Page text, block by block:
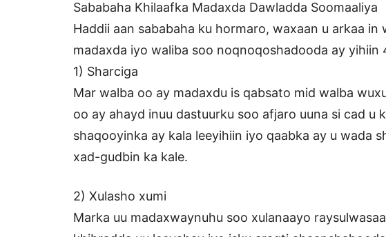
Sababaha Khilaafka Madaxda Dawladda Soomaaliya
Haddii aan sababaha ku hormaro, waxaan u arkaa in
madaxda iyo waliba soo noqnoqoshadooda ay
1) Sharciga
Mar walba oo ay madaxdu is qabsato mid walba
oo ay ahayd inuu dastuurku soo afjaro uuna si cad u
shaqooyinka ay kala leeyihiin iyo qaabka ay u wada
xad-gudbin ka kale.
2) Xulasho xumi
Marka uu madaxwaynuhu soo xulanaayo